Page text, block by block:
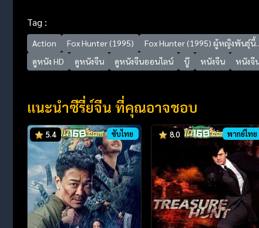
Tag :
Action Fox Hunter (1995) Fox Hunter (1995) ผู้หญิงพันธุ์นี้
ดูหนัง HD
ดูหนังจีน ดูหนังจีนออนไลน์ บู๊ หนังจีน หนังจี
แนะนำซีรี่ย์จีน ที่คุณอาจชอบ
5.4 ซับไทย 8.0 พากย์ไทย